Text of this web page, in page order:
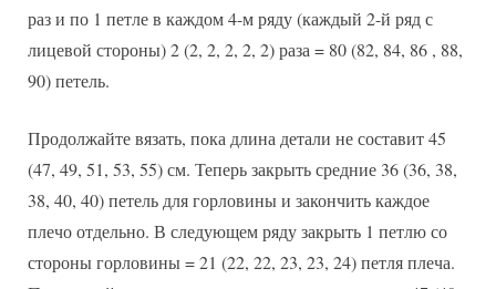
раз и по 1 петле в каждом 4-м ряду (каждый 2-й ряд с
лицевой стороны) 2 (2, 2, 2, 2, 2) раза = 80 (82, 84, 86 , 88,
90) петель.
Продолжайте вязать, пока длина детали не составит 45
(47, 49, 51, 53, 55) см. Теперь закрыть средние 36 (36, 38,
38, 40, 40) петель для горловины и закончить каждое
плечо отдельно. В следующем ряду закрыть 1 петлю со
стороны горловины = 21 (22, 22, 23, 23, 24) петля плеча.